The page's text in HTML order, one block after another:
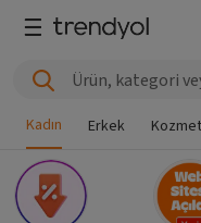
Ürün, kategori
Kadın Erkek